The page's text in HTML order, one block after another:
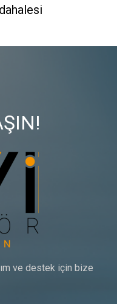
ve destek için bize